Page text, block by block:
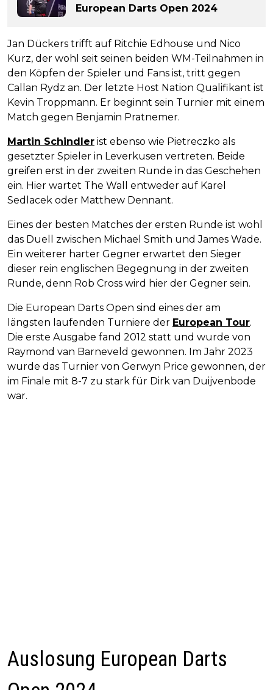
European Darts Open 2024
Jan Dückers trifft auf Ritchie Edhouse und Nico
Kurz, der wohl seit seinen beiden WM-Teilnahmen in
den Köpfen der Spieler und Fans ist, tritt gegen
Callan Rydz an. Der letzte Host Nation Qualifikant ist
Kevin Troppmann. Er beginnt sein Turnier mit einem
Match gegen Benjamin Pratnemer.
Martin Schindler ist ebenso wie Pietreczko als
gesetzter Spieler in Leverkusen vertreten. Beide
greifen erst in der zweiten Runde in das Geschehen
ein. Hier wartet The Wall entweder auf Karel
Sedlacek oder Matthew Dennant.
Eines der besten Matches der ersten Runde ist wohl
das Duell zwischen Michael Smith und James Wade.
Ein weiterer harter Gegner erwartet den Sieger
dieser rein englischen Begegnung in der zweiten
Runde, denn Rob Cross wird hier der Gegner sein.
Die European Darts Open sind eines der am
längsten laufenden Turniere der European Tour.
Die erste Ausgabe fand 2012 statt und wurde von
Raymond van Barneveld gewonnen. Im Jahr 2023
wurde das Turnier von Gerwyn Price gewonnen, der
im Finale mit 8-7 zu stark für Dirk van Duijvenbode
war.
Auslosung European Darts